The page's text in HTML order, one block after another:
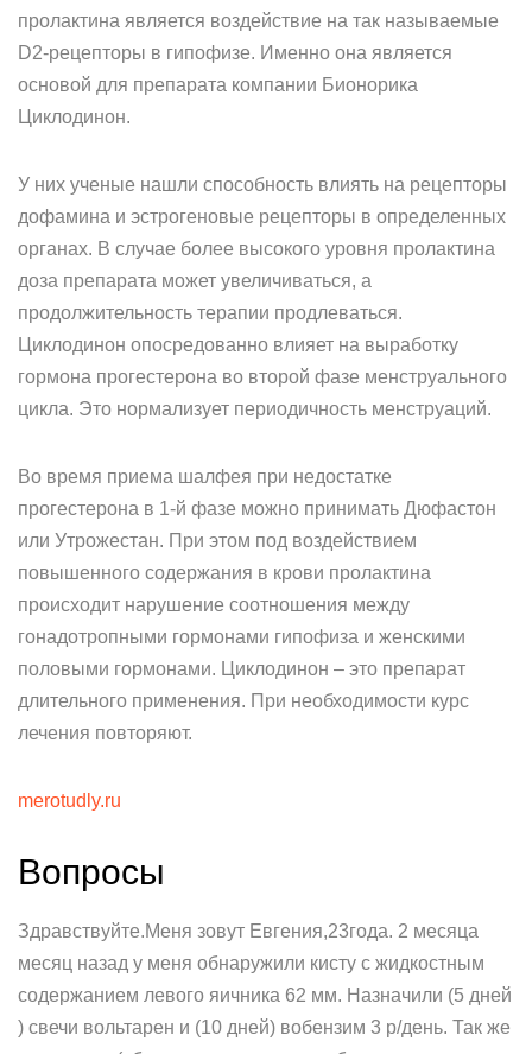
пролактина является воздействие на так называемые
D2-рецепторы в гипофизе. Именно она является
основой для препарата компании Бионорика
Циклодинон.
У них ученые нашли способность влиять на рецепторы
дофамина и эстрогеновые рецепторы в определенных
органах. В случае более высокого уровня пролактина
доза препарата может увеличиваться, а
продолжительность терапии продлеваться.
Циклодинон опосредованно влияет на выработку
гормона прогестерона во второй фазе менструального
цикла. Это нормализует периодичность менструаций.
Во время приема шалфея при недостатке
прогестерона в 1-й фазе можно принимать Дюфастон
или Утрожестан. При этом под воздействием
повышенного содержания в крови пролактина
происходит нарушение соотношения между
гонадотропными гормонами гипофиза и женскими
половыми гормонами. Циклодинон – это препарат
длительного применения. При необходимости курс
лечения повторяют.
merotudly.ru
Вопросы
Здравствуйте.Меня зовут Евгения,23года. 2 месяца
месяц назад у меня обнаружили кисту с жидкостным
содержанием левого яичника 62 мм. Назначили (5 дней
) свечи вольтарен и (10 дней) вобензим 3 р/день. Так же